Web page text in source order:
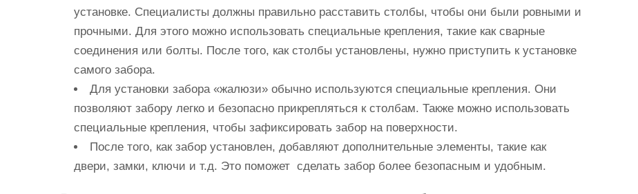
установке. Специалисты должны правильно расставить столбы, чтобы они были ровными и
прочными. Для этого можно использовать специальные крепления, такие как сварные
соединения или болты. После того, как столбы установлены, нужно приступить к установке
самого забора.
Для установки забора «жалюзи» обычно используются специальные крепления. Они
позволяют забору легко и безопасно прикрепляться к столбам. Также можно использовать
специальные крепления, чтобы зафиксировать забор на поверхности.
После того, как забор установлен, добавляют дополнительные элементы, такие как
двери, замки, ключи и т.д. Это поможет сделать забор более безопасным и удобным.